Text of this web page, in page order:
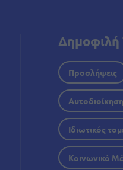
Δημοφιλή
Προσλήψεις
Αυτοδιοίκηση
Ιδιωτικός
Κοινωνικό